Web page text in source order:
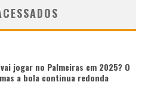
jogar no Palmeiras em 2025? O
a bola continua redonda